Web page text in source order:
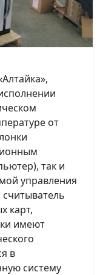
от
так и
управления
карт,
имеют
в
систему